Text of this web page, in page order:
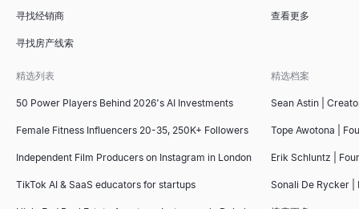
寻找经销商
寻找房产线索
查看更多
精选列表
50 Power Players Behind 2026's AI Investments
Female Fitness Influencers 20-35, 250K+ Followers
Independent Film Producers on Instagram in London
TikTok AI & SaaS educators for startups
精选档案
Sean Astin |
Tope Awotona |
Erik Schluntz |
Sonali De Rycker |